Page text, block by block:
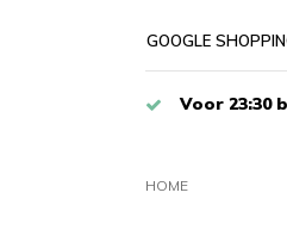
GOOGLE
Voor 23:30
HOME